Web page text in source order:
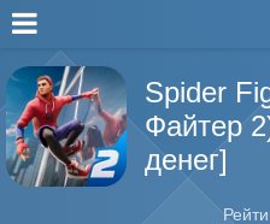
Spider
Файтер
денег]